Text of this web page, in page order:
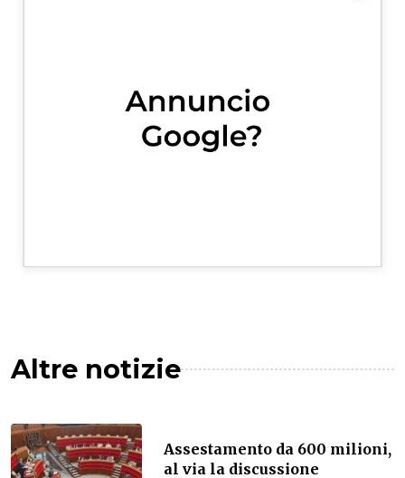
Altre notizie
Assestamento da 600 milioni,
al via la discussione